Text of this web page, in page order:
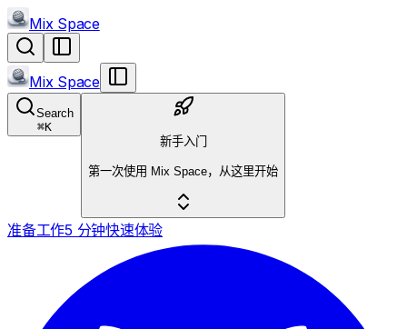
Mix Space
Mix Space
Search
⌘K
新手入门
第一次使用 Mix Space，从这里开始
准备工作5 分钟快速体验